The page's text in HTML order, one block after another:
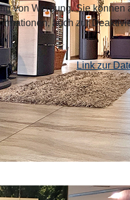
von Werbung. Sie
auch zur
Link zur